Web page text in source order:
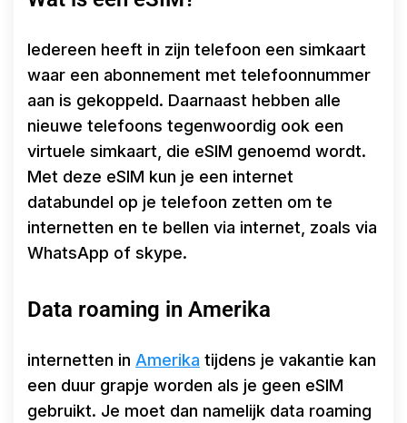
Iedereen heeft in zijn telefoon een simkaart
waar een abonnement met telefoonnummer
aan is gekoppeld. Daarnaast hebben alle
nieuwe telefoons tegenwoordig ook een
virtuele simkaart, die eSIM genoemd wordt.
Met deze eSIM kun je een internet
databundel op je telefoon zetten om te
internetten en te bellen via internet, zoals via
WhatsApp of skype.
Data roaming in Amerika
internetten in Amerika tijdens je vakantie kan
een duur grapje worden als je geen eSIM
gebruikt. Je moet dan namelijk data roaming